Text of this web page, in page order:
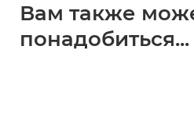
Вам также
понадобиться...